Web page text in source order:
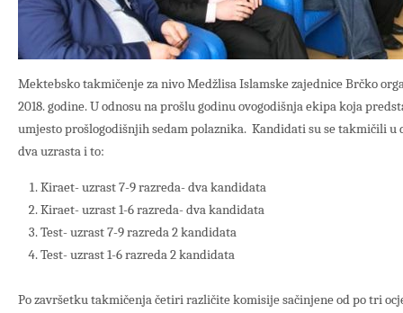
Mektebsko takmičenje za nivo Medžlisa Islamske zajednice Brčko
2018. godine. U odnosu na prošlu godinu ovogodišnja ekipa koja
umjesto prošlogodišnjih sedam polaznika. Kandidati su se takmičili
dva uzrasta i to:
Kiraet- uzrast 7-9 razreda- dva kandidata
Kiraet- uzrast 1-6 razreda- dva kandidata
Test- uzrast 7-9 razreda 2 kandidata
Test- uzrast 1-6 razreda 2 kandidata
Po završetku takmičenja četiri različite komisije sačinjene od po tri